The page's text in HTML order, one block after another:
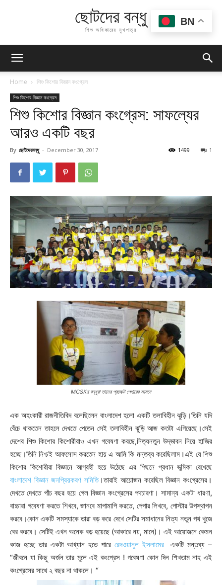
ছোটদের বন্ধু
শিশু অধিকারের মুখপাত্র
Home শিশু কিশোর বিজ্ঞান কংগ্রেস
শিশু কিশোর বিজ্ঞান কংগ্রেস
শিশু কিশোর বিজ্ঞান কংগ্রেস: সাফল্যের
আরও একটি বছর
By ছোটদেরবন্ধু - December 30, 2017 1
1499
MCSKর বন্ধুরা তাদের প্রজেক্ট পেপারের সামনে
এক অহংকারী রাজনীতিবিদ বলেছিলেন বাংলাদেশ হলো একটি তলাবিহীন ঝুড়ি।তিনি যদি
বেঁচে থাকতেন তাহলে দেখতে পেতেন সেই তলাবিহীন ঝুড়ি আজ কতটা এগিয়েছে।সেই
দেশের শিশু কিশোর কিশোরীরাও এখন গবেষণা করছে,নিত্যনতুন উদ্ভাবন নিয়ে হাজির
হচ্ছে।তিনি নিশ্চই আফসোস করতেন হায় এ আমি কি মন্তব্য করেছিলাম।এই যে শিশু
কিশোর কিশোরীরা বিজ্ঞানে আগ্রহী হয়ে উঠেছে এর পিছনে প্রধান ভূমিকা রেখেছে
বাংলাদেশ বিজ্ঞান জনপ্রিয়করণ সমিতি।তারাই আয়োজন করেছিল বিজ্ঞান কংগ্রেসের।
দেখতে দেখতে পাঁচ বছর হয়ে গেল বিজ্ঞান কংগ্রেসের পদচারণা। সামান্য একটা ধারণা,
বাচ্চারা গবেষণা করতে শিখবে, জানবে মাপামাপি করতে, পেপার লিখবে, পোস্টার উপস্থাপন
করবে।কোন একটি সমস্যাকে তারা বড় করে দেখে সেটির সমাধানের নিত্য নতুন পথ খুজে
বের করবে। সেটিই এখন অনেক বড় হয়েছে (আকারে নয়, মানে)। এই আয়োজনে কেমন
কাজ হচ্ছে তার একটা আখ্যান হতে পারে রেদওয়ানুল ইসলামেরএকটি মন্তব্য –
“জীবনে যা কিছু অর্জন তার মূলে এই কংগ্রেস ! গবেষণা কোন দিন শিখতাম নাহ এই
কংগ্রেসের সাথে ২ বছর না থাকলে। “
BN